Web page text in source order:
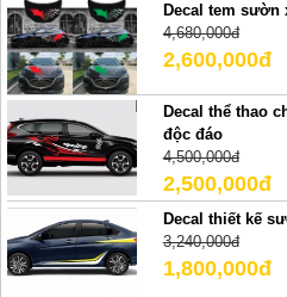
Decal tem sườn
4,680,000đ
2,600,000đ
Decal thể thao
độc đáo
4,500,000đ
2,500,000đ
Decal thiết kế
3,240,000đ
1,800,000đ